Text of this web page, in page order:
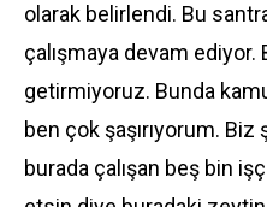
olarak belirlendi. Bu
çalışmaya devam
getirmiyoruz. Bunda
ben çok şaşırıyorum. Biz
burada çalışan beş bin